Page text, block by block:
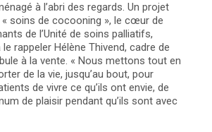
à l’abri des regards. Un projet
soins de cocooning », le cœur de
de l’Unité de soins palliatifs,
rappeler Hélène Thivend, cadre de
à la vente. « Nous mettons tout en
de la vie, jusqu’au bout, pour
de vivre ce qu’ils ont envie, de
de plaisir pendant qu’ils sont avec